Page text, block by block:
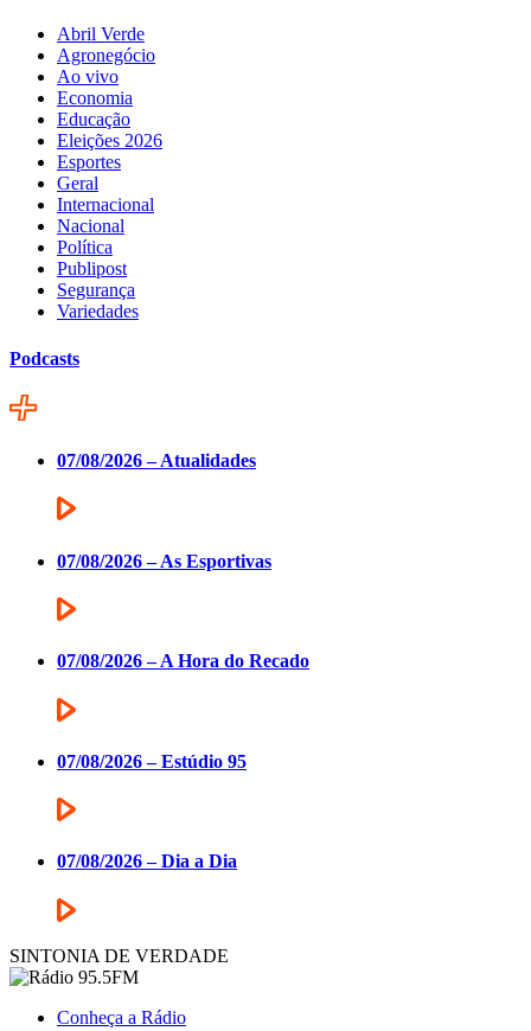
Abril Verde
Agronegócio
Ao vivo
Economia
Educação
Eleições 2026
Esportes
Geral
Internacional
Nacional
Política
Publipost
Segurança
Variedades
Podcasts
07/08/2026 – Atualidades
07/08/2026 – As Esportivas
07/08/2026 – A Hora do Recado
07/08/2026 – Estúdio 95
07/08/2026 – Dia a Dia
SINTONIA DE VERDADE
Conheça a Rádio